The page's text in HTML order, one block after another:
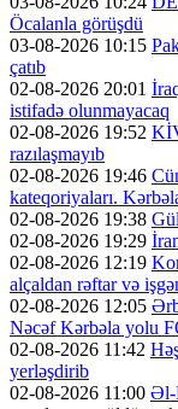
Öcalanla görüşdü
03-08-2026 10:15
çatıb
02-08-2026 20:01
istifadə olunmayacaq
02-08-2026 19:52
razılaşmayıb
02-08-2026 19:46
kateqoriyaları.
02-08-2026 19:38
02-08-2026 19:29
02-08-2026 12:19
alçaldan rəftar və
02-08-2026 12:05
Nəcəf Kərbəla yolu
02-08-2026 11:42
yerləşdirib
02-08-2026 11:00 Əl-